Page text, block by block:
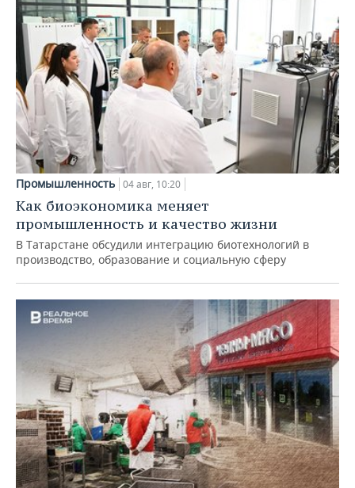
Промышленность 04 авг, 10:20
Как биоэкономика меняет
промышленность и качество жизни
В Татарстане обсудили интеграцию биотехнологий в
производство, образование и социальную сферу